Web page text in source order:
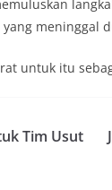
meninggal
untuk itu
Tim Usut